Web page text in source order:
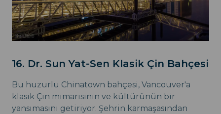
16. Dr. Sun Yat-Sen Klasik Çin Bahçesi
Bu huzurlu Chinatown bahçesi, Vancouver'a
klasik Çin mimarisinin ve kültürünün bir
yansımasını getiriyor. Şehrin karmaşasından